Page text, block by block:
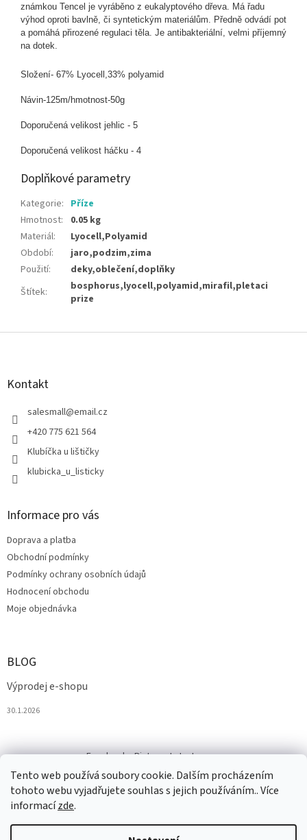
Tento web používá soubory cookie. Dalším procházením
tohoto webu vyjadřujete souhlas s jejich používáním.. Více
informacízde.
známkou Tencel je vyráběno z eukalyptového dřeva. Má řadu
výhod oproti bavlně, či syntetickým materiálům. Předně odvádí pot
a pomáhá přirozené regulaci těla. Je antibakteriální, velmi příjemný
na dotek.
Složení- 67% Lyocell,33% polyamid
Návin-125m/hmotnost-50g
Doporučená velikost jehlic - 5
Doporučená velikost háčku - 4
Doplňkové parametry
Kategorie: Příze
Hmotnost:
0.05 kg
Materiál:
Lyocell,Polyamid
Období:
jaro,podzim,zima
Použití:
deky,oblečení,doplňky
Štítek:
bosphorus,lyocell,polyamid,mirafil,pletaci
prize
Z
Kontakt
salesmall@email.cz
+420 775 621 564
Klubíčka u lištičky
klubicka_u_listicky
Informace pro vás
Doprava a platba
Obchodní podmínky
Podmínky ochrany osobních údajů
Hodnocení obchodu
Moje objednávka
BLOG
Výprodej e-shopu
30.1.2026
Facebook Pinterest Instagram